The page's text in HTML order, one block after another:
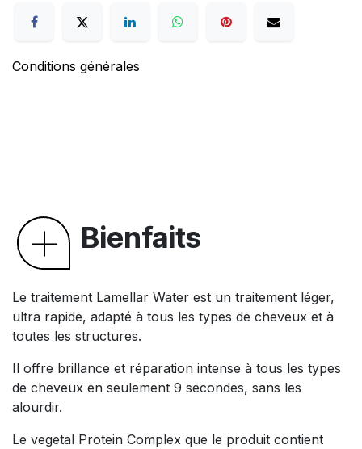
Conditions générales
Bienfaits
Le traitement Lamellar Water est un traitement léger,
ultra rapide, adapté à tous les types de cheveux et à
toutes les structures.
Il offre brillance et réparation intense à tous les types
de cheveux en seulement 9 secondes, sans les
alourdir.
Le vegetal Protein Complex que le produit contient